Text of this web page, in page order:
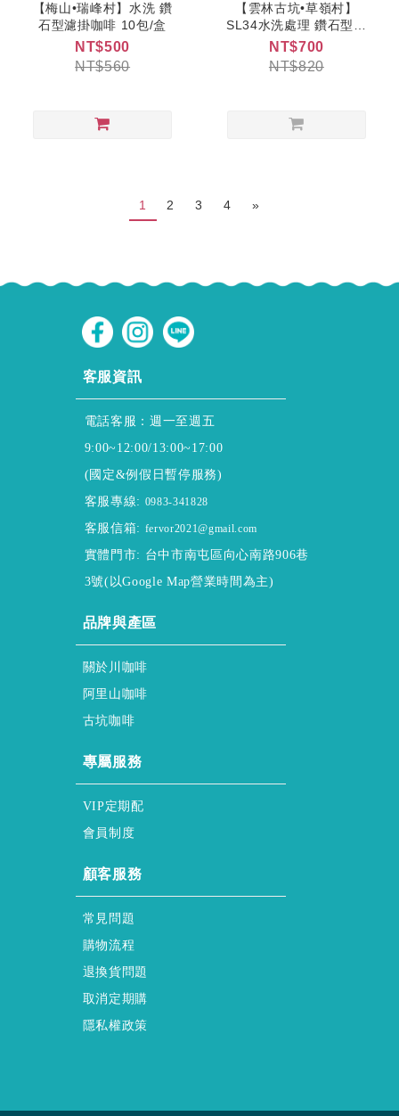
【梅山•瑞峰村】水洗 鑽
石型濾掛咖啡 10包/盒
NT$500
NT$560
【雲林古坑•草嶺村】
SL34水洗處理 鑽石型濾
掛咖啡 10包/盒
NT$700
NT$820
1 2 3 4 »
客服資訊
電話客服：週一至週五
9:00~12:00/13:00~17:00
(國定&例假日暫停服務)
客服專線: 0983-341828
客服信箱: fervor2021@gmail.com
實體門市: 台中市南屯區向心南路906巷
3號(以Google Map營業時間為主)
品牌與產區
About ssscafe
關於川咖啡
Alisan & Coffee
阿里山咖啡
Gukeng & Coffee
古坑咖啡
專屬服務
regular & purchase
VIP定期配
membership & policy
會員制度
顧客服務
FAQs
常見問題
Shopping & Process
購物流程
Returns & Exchanges
退換貨問題
regular & purchase Form
取消定期購
privacy-policy
隱私權政策